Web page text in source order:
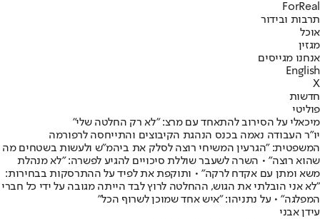
ForReal
תרבות ובידור
אוכל
מגזין
אנחנו מגייסים
English
X
חדשות
פוליטי
מיכאלי על הסירוב להתאחד עם מרצ: "לא רק החלטה שלי"
יו"ר העבודה נאמה בכנס הנהגת הקיבוצים והתייחסה לרפורמה
המשפטית: "הגרעין המשיחי רוצה לסלק את ביהמ"ש ולעשות בשטחים מה
שהוא רוצה" • השרה לשעבר שוללת סיכויים להגיע לפשרה: "לא מנהלת
משא ומתן עם אקדח לרקה" • ותוקפת את לפיד על ההתרסקות בבחירות:
"לא אני הובלתי את הגוש, ההחלטה לרוץ לבד הייתה מגובה על ידי כל חברי
המפלגה" • על נתניהו: "איש אחד שמוכן לשרוף הכל"
עידן אבני